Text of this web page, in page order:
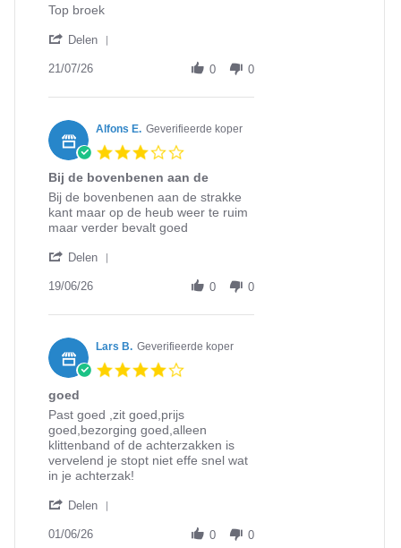
Review
Jip
on
Jul
review
Top
Top broek
Delen
Jip
on
21
Jul
2026
21/07/26 0 0
Alfons E. Geverifieerde koper
rating
Bij de bovenbenen aan de
Review
by
Alfons
on
Jun
review
stating
Bij
bovenbenen
de
Bij de bovenbenen aan de strakke
kant maar op de heub weer te ruim
maar verder bevalt goed
Delen
Alfons
on
19
Jun
19/06/26 0 0
Lars B. Geverifieerde koper
goed
Review
by
Lars
B.
on
Jun
review
stating
goed
Past goed ,zit goed,prijs
goed,bezorging goed,alleen
klittenband of de achterzakken is
vervelend je stopt niet effe snel wat
in je achterzak!
Delen
01/06/26 0 0